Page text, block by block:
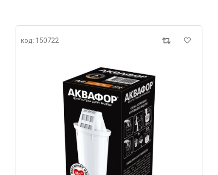
код: 150722